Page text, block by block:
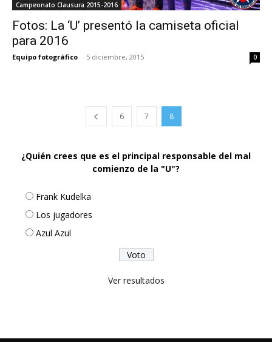
Campeonato Clausura 2015-2016
Fotos: La ‘U’ presentó la camiseta oficial
para 2016
Equipo fotográfico - 5 diciembre, 2015 0
6 7 8
¿Quién crees que es el principal responsable del mal
comienzo de la "U"?
Frank Kudelka
Los jugadores
Azul Azul
Ver resultados